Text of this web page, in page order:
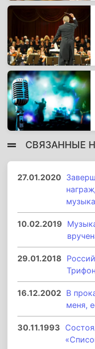
СВЯЗАННЫЕ
27.01.2020
10.02.2019
29.01.2018
16.12.2002 В
меня,
30.11.1993